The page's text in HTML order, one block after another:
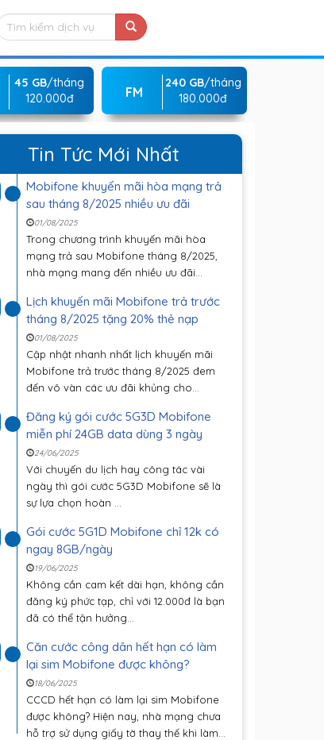
45 GB/tháng
120.000đ
FM
240 GB/tháng
180.000đ
Tin Tức Mới Nhất
Mobifone khuyến mãi hòa mạng trả
sau tháng 8/2025 nhiều ưu đãi
01/08/2025
Trong chương trình khuyến mãi hòa
mạng trả sau Mobifone tháng 8/2025,
nhà mạng mang đến nhiều ưu đãi...
Lịch khuyến mãi Mobifone trả trước
tháng 8/2025 tặng 20% thẻ nạp
01/08/2025
Cập nhật nhanh nhất lịch khuyến mãi
Mobifone trả trước tháng 8/2025 đem
đến vô vàn các ưu đãi khủng cho...
Đăng ký gói cước 5G3D Mobifone
miễn phí 24GB data dùng 3 ngày
24/06/2025
Với chuyến du lịch hay công tác vài
ngày thì gói cước 5G3D Mobifone sẽ là
sự lựa chọn hoàn ...
Gói cước 5G1D Mobifone chỉ 12k có
ngay 8GB/ngày
19/06/2025
Không cần cam kết dài hạn, không cần
đăng ký phức tạp, chỉ với 12.000đ là bạn
đã có thể tận hưởng...
Căn cước công dân hết hạn có làm
lại sim Mobifone được không?
18/06/2025
CCCD hết hạn có làm lại sim Mobifone
được không? Hiện nay, nhà mạng chưa
hỗ trợ sử dụng giấy tờ thay thế khi làm...